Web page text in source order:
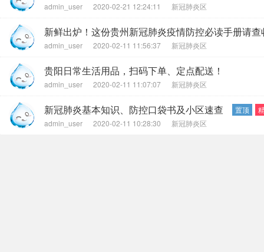
admin_user 2020-02-21 12:24:11 新冠肺炎区
新鲜出炉！这份贵州新冠肺炎疫情防控必读手册请查
admin_user 2020-02-11 11:56:37 新冠肺炎区
贵阳日常生活用品，扫码下单、定点配送！
admin_user 2020-02-11 11:07:07 新冠肺炎区
新冠肺炎基本知识、防控口袋书及小区速查 置顶
admin_user
2020-02-11 10:28:30 新冠肺炎区